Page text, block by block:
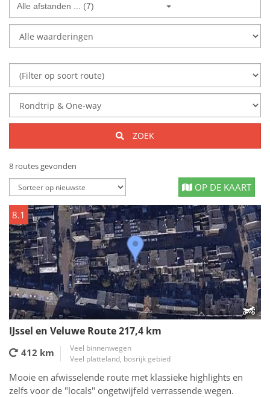
Alle afstanden ... (7)
ZOEK
8 routes gevonden
OP DE KAART
8.1
IJssel en Veluwe Route 217,4 km
412 km
Veel binnenwegen
Veel platteland, bosrijk gebied
Mooie en afwisselende route met klassieke highlights en
zelfs voor de "locals" ongetwijfeld verrassende wegen.